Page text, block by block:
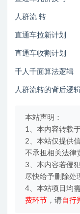
人群流 转
直通车拉新计划
直通车收割计划
千人千面算法逻辑
人群流转的背后逻
本站声明：
1、本内容转载
2、本站仅提供
不承担相关法律
3、本内容若侵
尽快给予删除处
4、本站项目均
费环节 ，请自行